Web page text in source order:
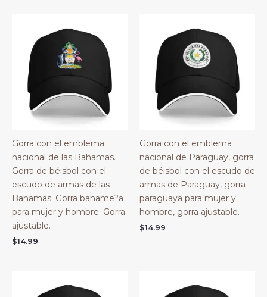
Gorra con el emblema
nacional de las Bahamas.
Gorra de béisbol con el
escudo de armas de las
Bahamas. Gorra bahame?a
para mujer y hombre. Gorra
ajustable.
$14.99
Gorra con el emblema
nacional de Paraguay, gorra
de béisbol con el escudo de
armas de Paraguay, gorra
paraguaya para mujer y
hombre, gorra ajustable.
$14.99